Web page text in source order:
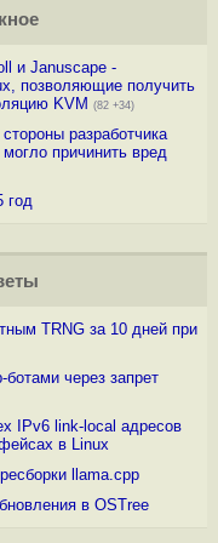
и Januscape -
позволяющие получить
KVM
(82 +34)
разработчика
причинить вред
год
TRNG за 10 дней при
ботами через запрет
IPv6 link-local адресов
в Linux
llama.cpp
в OSTree